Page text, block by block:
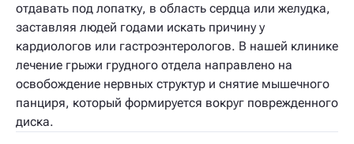
отдавать под лопатку, в область сердца или желудка,
заставляя людей годами искать причину у
кардиологов или гастроэнтерологов. В нашей клинике
лечение грыжи грудного отдела направлено на
освобождение нервных структур и снятие мышечного
панциря, который формируется вокруг поврежденного
диска.